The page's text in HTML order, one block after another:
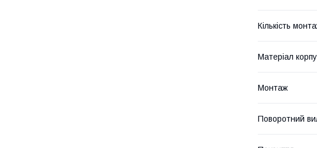
Кількість
Матеріал
Монтаж
Поворотний